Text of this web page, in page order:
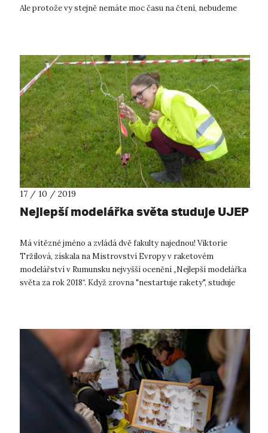
Ale protože vy stejně nemáte moc času na čtení, nebudeme
17 / 10 / 2019
Nejlepší modelářka světa studuje UJEP
Má vítězné jméno a zvládá dvě fakulty najednou! Viktorie
Tržilová, získala na Mistrovství Evropy v raketovém
modelářství v Rumunsku nejvyšší ocenění „Nejlepší modelářka
světa za rok 2018“. Když zrovna "nestartuje rakety", studuje